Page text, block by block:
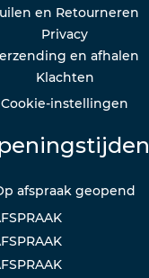
en Retourneren
Privacy
en afhalen
Klachten
Cookie-instellingen
afspraak geopend